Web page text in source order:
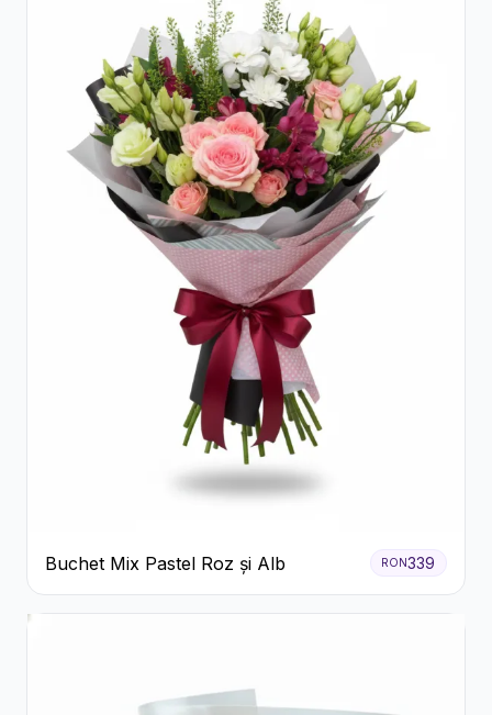
Buchet Mix Pastel Roz și Alb RON339